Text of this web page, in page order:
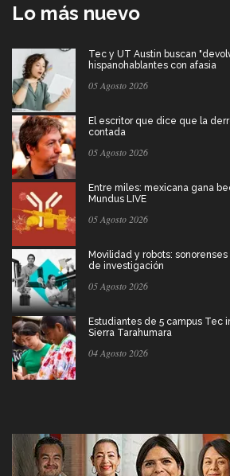
Lo más nuevo
Tec y UT Austin buscan
hispanohablantes con afasia
05 Agosto 2026
El escritor que dice que la
contada
05 Agosto 2026
Entre miles: mexicana gana
Mundus LIVE
05 Agosto 2026
Movilidad y robots:
de investigación
05 Agosto 2026
Estudiantes de 5 campus Tec
Sierra Tarahumara
04 Agosto 2026